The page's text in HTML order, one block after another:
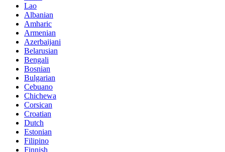
Lao
Albanian
Amharic
Armenian
Azerbaijani
Belarusian
Bengali
Bosnian
Bulgarian
Cebuano
Chichewa
Corsican
Croatian
Dutch
Estonian
Filipino
Finnish